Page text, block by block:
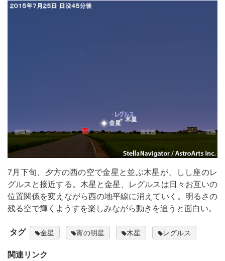
7月下旬、夕方の西の空で金星と並ぶ木星が、しし座のレ
グルスと接近する。木星と金星、レグルスは日々お互いの
位置関係を変えながら西の地平線に消えていく。明るさの
残る空で輝くようすを楽しみながら動きを追うと面白い。
タグ 金星 宵の明星 木星 レグルス
関連リンク